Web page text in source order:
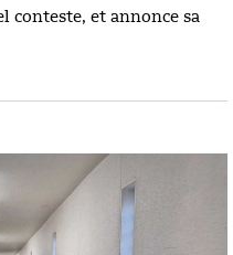
conteste, et annonce sa